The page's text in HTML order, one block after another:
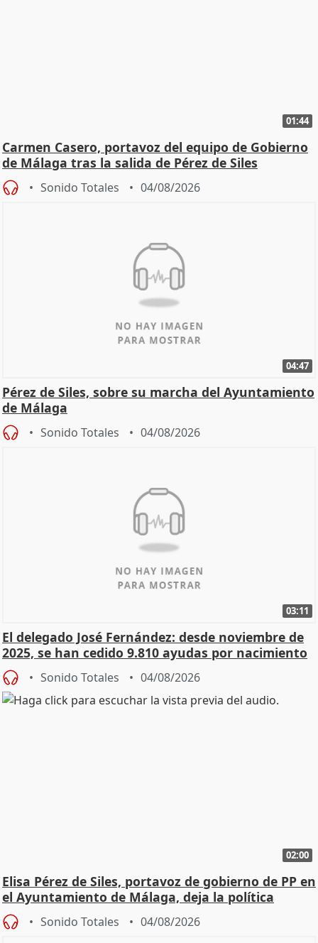
01:44
Carmen Casero, portavoz del equipo de Gobierno
de Málaga tras la salida de Pérez de Siles
Sonido Totales 04/08/2026
04:47
Pérez de Siles, sobre su marcha del Ayuntamiento
de Málaga
Sonido Totales 04/08/2026
03:11
El delegado José Fernández: desde noviembre de
2025, se han cedido 9.810 ayudas por nacimiento
Sonido Totales 04/08/2026
02:00
Elisa Pérez de Siles, portavoz de gobierno de PP en
el Ayuntamiento de Málaga, deja la política
Sonido Totales 04/08/2026